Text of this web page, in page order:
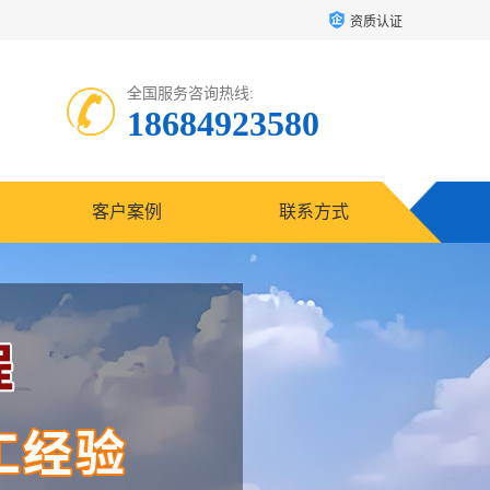
资质认证
全国服务咨询热线:
18684923580
客户案例 联系方式